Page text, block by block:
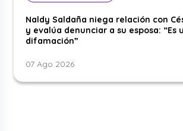
Naldy Saldaña niega relación con
y evalúa denunciar a su esposa: “Es
difamación”
07 Ago 2026